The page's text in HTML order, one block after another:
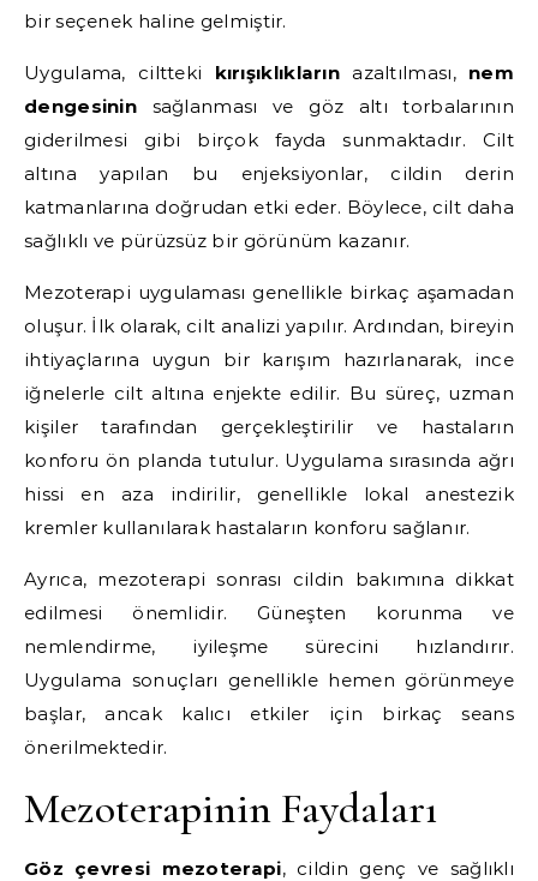
bir seçenek haline gelmiştir.
Uygulama, ciltteki kırışıklıkların azaltılması, nem
dengesinin sağlanması ve göz altı torbalarının
giderilmesi gibi birçok fayda sunmaktadır. Cilt
altına yapılan bu enjeksiyonlar, cildin derin
katmanlarına doğrudan etki eder. Böylece, cilt daha
sağlıklı ve pürüzsüz bir görünüm kazanır.
Mezoterapi uygulaması genellikle birkaç aşamadan
oluşur. İlk olarak, cilt analizi yapılır. Ardından, bireyin
ihtiyaçlarına uygun bir karışım hazırlanarak, ince
iğnelerle cilt altına enjekte edilir. Bu süreç, uzman
kişiler tarafından gerçekleştirilir ve hastaların
konforu ön planda tutulur. Uygulama sırasında ağrı
hissi en aza indirilir, genellikle lokal anestezik
kremler kullanılarak hastaların konforu sağlanır.
Ayrıca, mezoterapi sonrası cildin bakımına dikkat
edilmesi önemlidir. Güneşten korunma ve
nemlendirme, iyileşme sürecini hızlandırır.
Uygulama sonuçları genellikle hemen görünmeye
başlar, ancak kalıcı etkiler için birkaç seans
önerilmektedir.
Mezoterapinin Faydaları
Göz çevresi mezoterapi, cildin genç ve sağlıklı